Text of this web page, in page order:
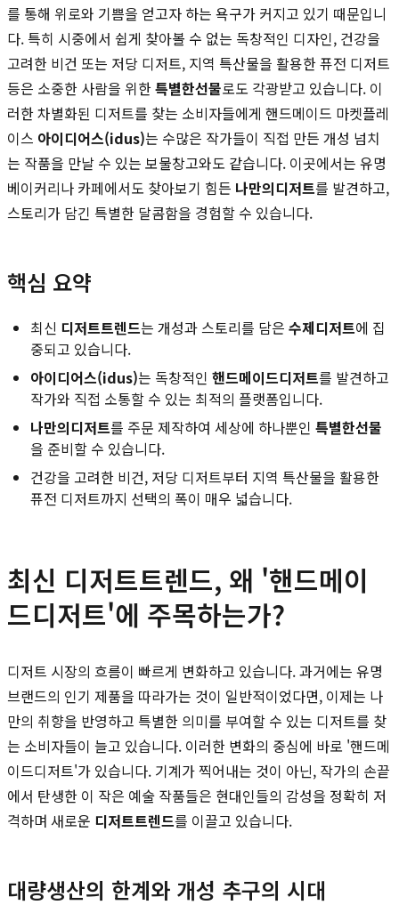
를 통해 위로와 기쁨을 얻고자 하는 욕구가 커지고 있기 때문입니
다. 특히 시중에서 쉽게 찾아볼 수 없는 독창적인 디자인, 건강을
고려한 비건 또는 저당 디저트, 지역 특산물을 활용한 퓨전 디저트
등은 소중한 사람을 위한특별한선물로도 각광받고 있습니다. 이
러한 차별화된 디저트를 찾는 소비자들에게 핸드메이드 마켓플레
이스 아이디어스(idus)는 수많은 작가들이 직접 만든 개성 넘치
는 작품을 만날 수 있는 보물창고와도 같습니다. 이곳에서는 유명
베이커리나 카페에서도 찾아보기 힘든 나만의디저트를 발견하고,
스토리가 담긴 특별한 달콤함을 경험할 수 있습니다.
핵심 요약
최신 디저트트렌드는 개성과 스토리를 담은 수제디저트에 집
중되고 있습니다.
아이디어스(idus)는 독창적인 핸드메이드디저트를 발견하고
작가와 직접 소통할 수 있는 최적의 플랫폼입니다.
나만의디저트를 주문 제작하여 세상에 하나뿐인 특별한선물
을 준비할 수 있습니다.
건강을 고려한 비건, 저당 디저트부터 지역 특산물을 활용한
퓨전 디저트까지 선택의 폭이 매우 넓습니다.
최신 디저트트렌드, 왜 '핸드메이
드디저트'에 주목하는가?
디저트 시장의 흐름이 빠르게 변화하고 있습니다. 과거에는 유명
브랜드의 인기 제품을 따라가는 것이 일반적이었다면, 이제는 나
만의 취향을 반영하고 특별한 의미를 부여할 수 있는 디저트를 찾
는 소비자들이 늘고 있습니다. 이러한 변화의 중심에 바로 '핸드메
이드디저트'가 있습니다. 기계가 찍어내는 것이 아닌, 작가의 손끝
에서 탄생한 이 작은 예술 작품들은 현대인들의 감성을 정확히 저
격하며 새로운 디저트트렌드를 이끌고 있습니다.
대량생산의 한계와 개성 추구의 시대